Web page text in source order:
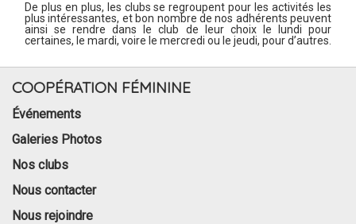
De plus en plus, les clubs se regroupent pour les activités les
plus intéressantes, et bon nombre de nos adhérents peuvent
ainsi se rendre dans le club de leur choix le lundi pour
certaines, le mardi, voire le mercredi ou le jeudi, pour d’autres.
COOPÉRATION FÉMININE
Événements
Galeries Photos
Nos clubs
Nous contacter
Nous rejoindre